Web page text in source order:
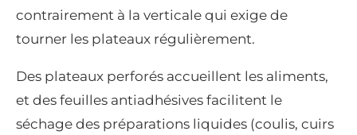
contrairement à la verticale qui exige de
tourner les plateaux régulièrement.
Des plateaux perforés accueillent les aliments,
et des feuilles antiadhésives facilitent le
séchage des préparations liquides (coulis, cuirs